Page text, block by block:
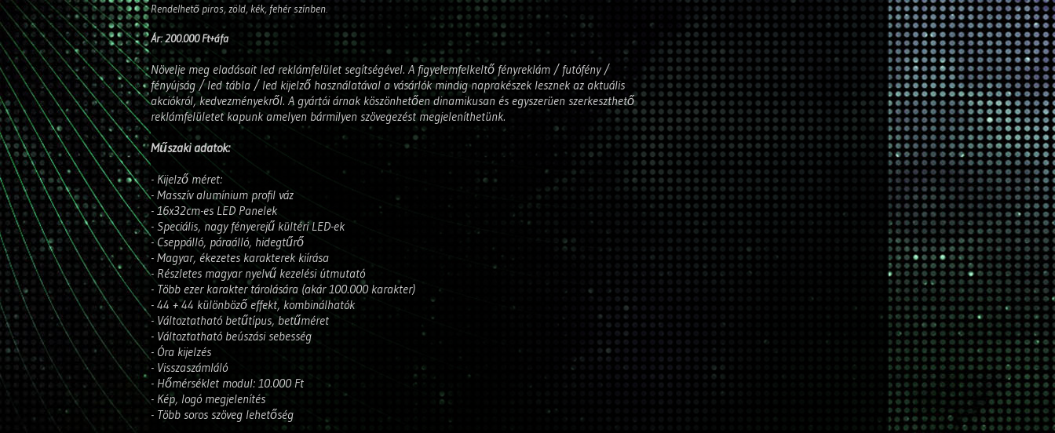
Rendelhető piros, zöld, kék, fehér színben.
Ár: 200.000 Ft+áfa
Növelje meg eladásait led reklámfelület segítségével. A figyelemfelkeltő fényreklám / futófény /
fényújság / led tábla / led kijelző használatával a vásárlók mindig naprakészek lesznek az aktuális
akciókról, kedvezményekről. A gyártói árnak köszönhetően dinamikusan és egyszerüen szerkeszthető
reklámfelületet kapunk amelyen bármilyen szövegezést megjeleníthetünk.
Műszaki adatok:
- Kijelző méret:
- Masszív alumínium profil váz
- 16x32cm-es LED Panelek
- Speciális, nagy fényerejű kültéri LED-ek
- Cseppálló, páraálló, hidegtűrő
- Magyar, ékezetes karakterek kiírása
- Részletes magyar nyelvű kezelési útmutató
- Több ezer karakter tárolására (akár 100.000 karakter)
- 44 + 44 különböző effekt, kombinálhatók
- Változtatható betűtípus, betűméret
- Változtatható beúszási sebesség
- Óra kijelzés
- Visszaszámláló
- Hőmérséklet modul: 10.000 Ft
- Kép, logó megjelenítés
- Több soros szöveg lehetőség